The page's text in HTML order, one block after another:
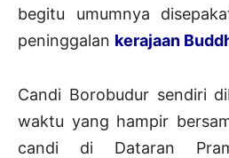
begitu umumnya
peninggalan kerajaan
Candi Borobudur sendiri
waktu yang hampir
candi di Dataran